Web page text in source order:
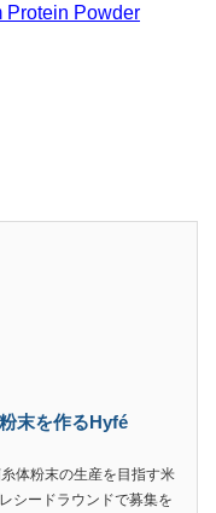
Protein Powder
末を作るHyfé
体粉末の生産を目指す米
シードラウンドで募集を